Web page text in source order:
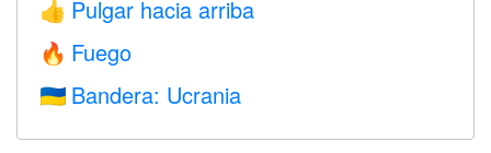
👍 Pulgar hacia arriba
🔥 Fuego
🇺🇦 Bandera: Ucrania